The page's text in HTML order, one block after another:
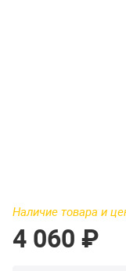
Наличие товара и
4 060 ₽